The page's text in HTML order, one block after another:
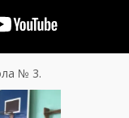
№ 3.